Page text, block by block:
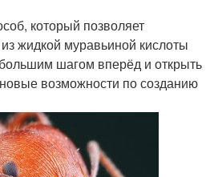
который позволяет
жидкой муравьиной кислоты
шагом вперёд и открыть
возможности по созданию